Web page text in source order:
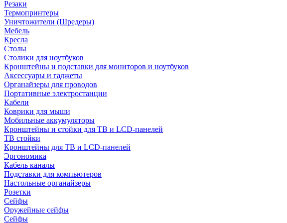
Резаки
Термопринтеры
Уничтожители (Шредеры)
Мебель
Кресла
Столы
Столики для ноутбуков
Кронштейны и подставки для мониторов и ноутбуков
Аксессуары и гаджеты
Органайзеры для проводов
Портативные электростанции
Кабели
Коврики для мыши
Мобильные аккумуляторы
Кронштейны и стойки для ТВ и LCD-панелей
ТВ стойки
Кронштейны для ТВ и LCD-панелей
Эргономика
Кабель каналы
Подставки для компьютеров
Настольные органайзеры
Розетки
Сейфы
Оружейные сейфы
Сейфы